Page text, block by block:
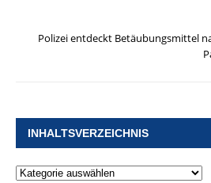
Polizei entdeckt Betäubungsmittel
INHALTSVERZEICHNIS